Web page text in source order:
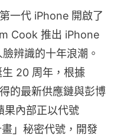
一代 iPhone 開啟了
Cook 推出 iPhone
辨識的十年浪潮。
20 周年，根據
的最新供應鏈與彭博
內部正以代號
」秘密代號，開發